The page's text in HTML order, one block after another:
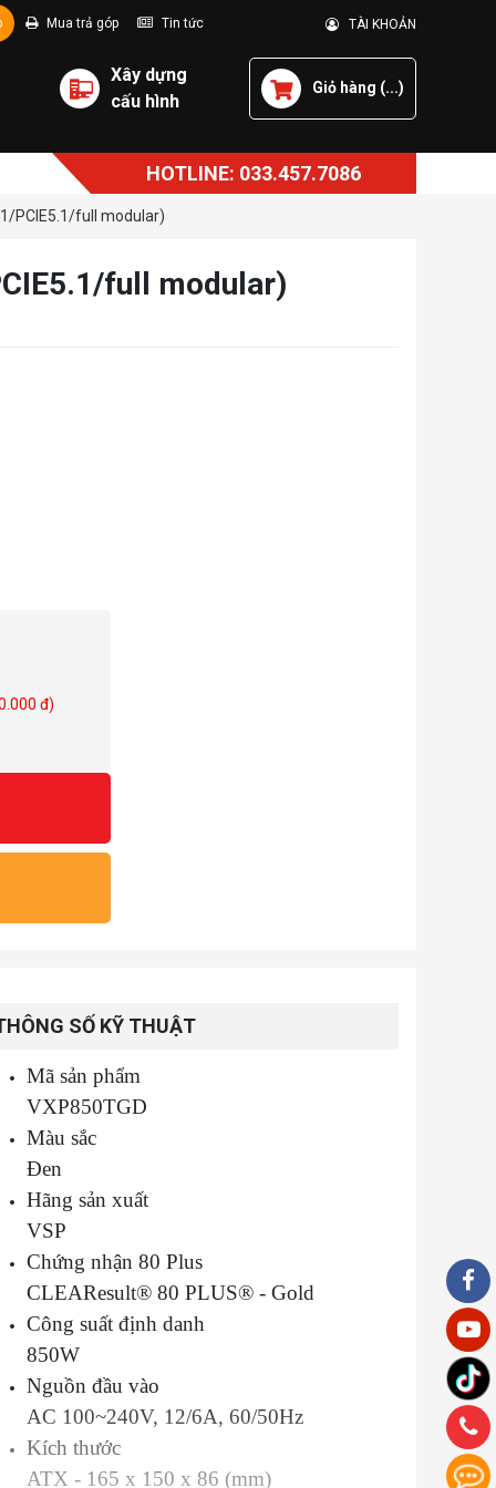
Mua trả góp Tin tức TÀI KHOẢN
Xây dựng
cấu hình
Giỏ hàng (...)
HOTLINE: 033.457.7086
PCIE5.1/full modular)
full modular)
đ)
SỐ KỸ THUẬT
Mã sản phẩm
VXP850TGD
Màu sắc
Đen
Hãng sản xuất
VSP
Chứng nhận 80 Plus
CLEAResult® 80 PLUS® - Gold
Công suất định danh
850W
Nguồn đầu vào
AC 100~240V, 12/6A, 60/50Hz
Kích thước
ATX - 165 x 150 x 86 (mm)